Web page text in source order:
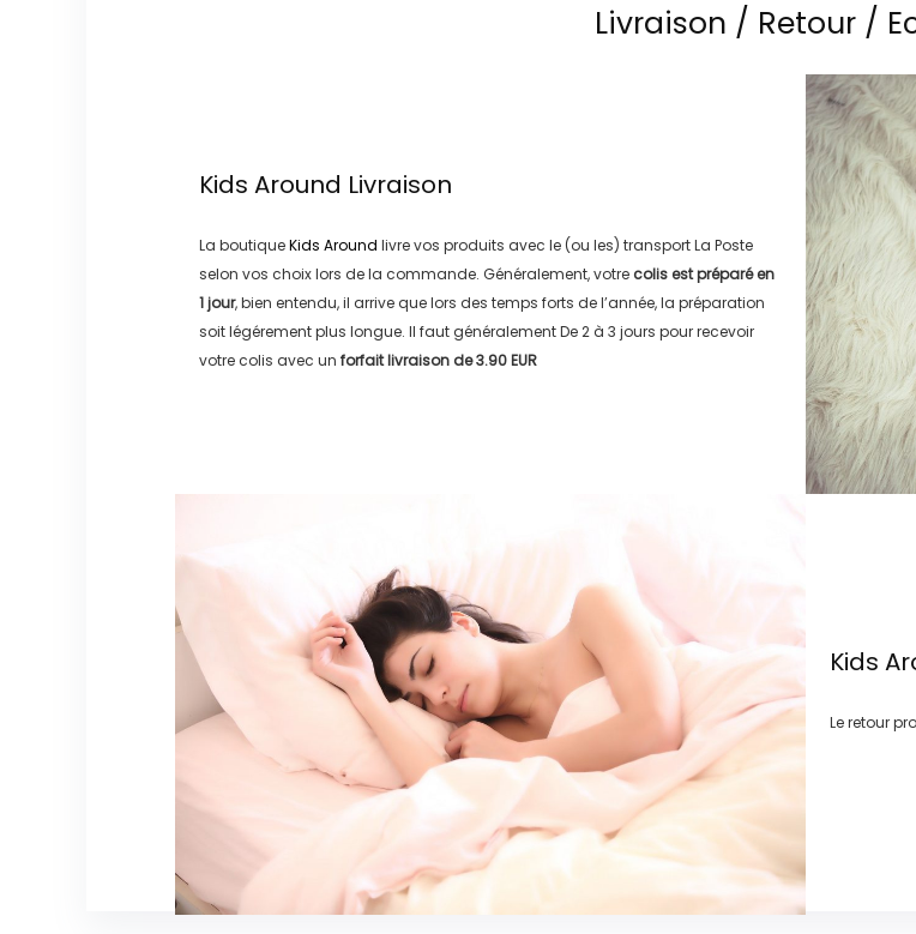
Livraison / Retour /
Kids Around Livraison
La boutiqueKids Around livre vos produits avec le (ou les) transportLa Poste
selon vos choix lors de la commande. Généralement, votre colis est préparé en
1 jour, bien entendu, il arrive que lors des temps forts de l’année, la préparation
soit légérement plus longue. Il faut généralementDe 2 à 3 jours pour recevoir
votre colis avec un forfait livraison de3.90 EUR
Kids
Le retour